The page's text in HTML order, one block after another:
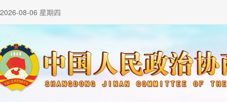
2026-08-06 星期四